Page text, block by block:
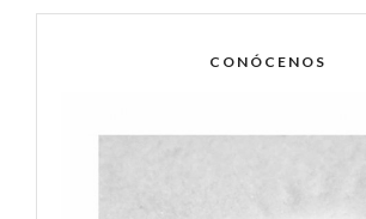
CONÓCENOS